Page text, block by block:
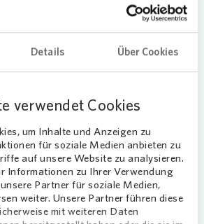
Details Über Cookies
verwendet Cookies
um Inhalte und Anzeigen zu
für soziale Medien anbieten zu
auf unsere Website zu analysieren.
Informationen zu Ihrer Verwendung
Partner für soziale Medien,
weiter. Unsere Partner führen diese
mit weiteren Daten
als eine einfache Bücherbörse:
Bestandteil des Viertels zu
einladen, den
Bewohnerinnen und
kulturelles Angebot
Aufwand können hier
mitgenommen werden. Wer
weitergeben möchte, stellt